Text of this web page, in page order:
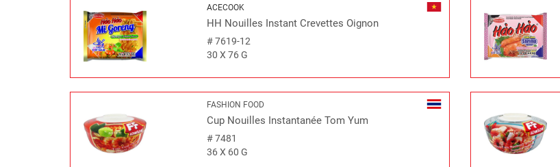
ACECOOK
HH Nouilles Instant Crevettes Oignon
#7619-12
30 X 76 G
FASHION FOOD
Cup Nouilles Instantanée Tom Yum
#7481
36 X 60 G